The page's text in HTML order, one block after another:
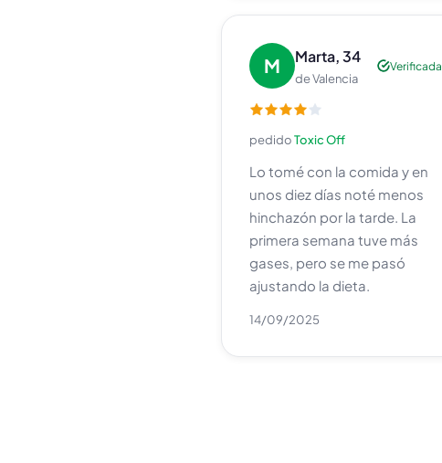
M Marta, 34
de Valencia
Verificada
pedidoToxic Off
Lo tomé con la comida y en
unos diez días noté menos
hinchazón por la tarde. La
primera semana tuve más
gases, pero se me pasó
ajustando la dieta.
14/09/2025